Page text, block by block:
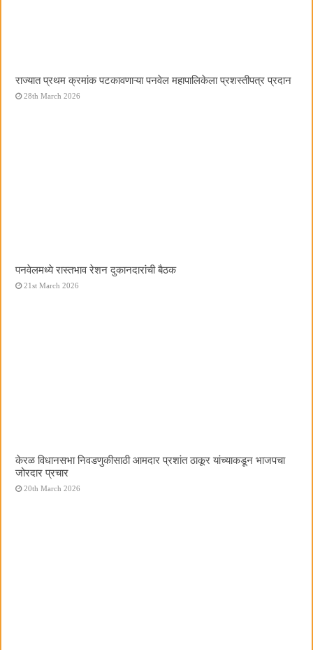
राज्यात प्रथम क्रमांक पटकावणाऱ्या पनवेल महापालिकेला प्रशस्तीपत्र प्रदान
28th March 2026
पनवेलमध्ये रास्तभाव रेशन दुकानदारांची बैठक
21st March 2026
केरळ विधानसभा निवडणुकीसाठी आमदार प्रशांत ठाकूर यांच्याकडून भाजपचा
जोरदार प्रचार
20th March 2026